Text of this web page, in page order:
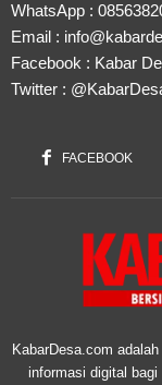
WhatsApp :
Email :
Facebook : Kabar
Twitter :
FACEBOOK
KabarDesa.com
informasi digital